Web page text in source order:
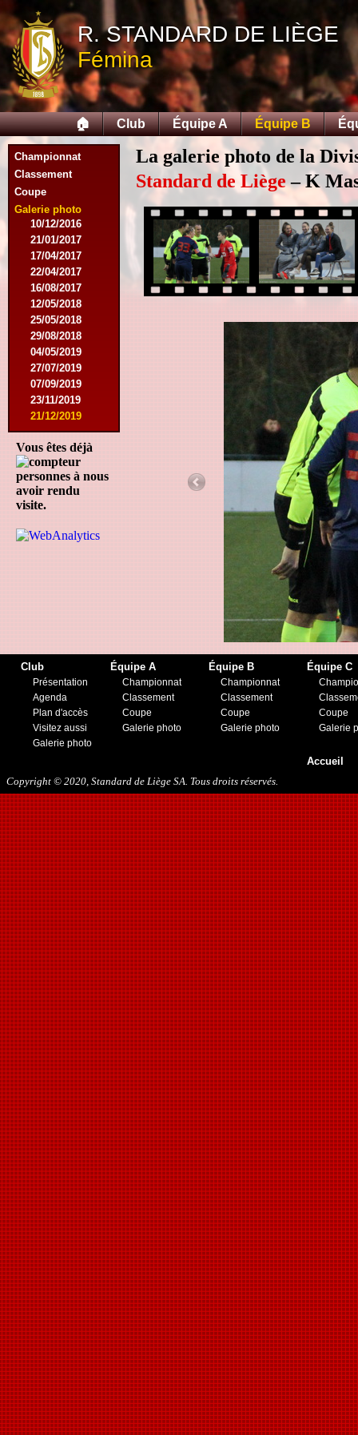
R. STANDARD DE LIÈGE
Fémina
🏠 Club Équipe A Équipe B
Championnat
Classement
Coupe
Galerie photo
11/11/2015
28/11/2015
27/02/2016
12/03/2016
19/03/2016
09/04/2016
23/04/2016
30/04/2016
18/07/2016
07/08/2016
17/09/2016
19/11/2016
26/11/2016
10/12/2016
21/01/2017
17/04/2017
22/04/2017
16/08/2017
12/05/2018
25/05/2018
29/08/2018
04/05/2019
27/07/2019
07/09/2019
23/11/2019
21/12/2019
Vous êtes déjà
personnes à nous
avoir rendu
visite.
La galerie photo de la
Standard de Liège– K
Club
Présentation
Agenda
Plan d'accès
Visitez aussi
Galerie photo
Équipe A
Championnat
Classement
Coupe
Galerie photo
Équipe B
Championnat
Classement
Coupe
Galerie photo
Équipe C
Coupe
Galerie
Accueil
Copyright © 2020, Standard de Liège SA. Tous droits réservés.